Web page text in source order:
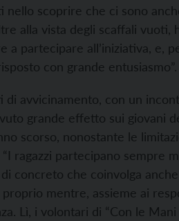
nello scoprire che ci sono
alla vista degli scaffali vuoti,
partecipare all’iniziativa, e,
con grande entusiasmo”.
di avvicinamento, con un
grande effetto sui giovani
scorso, nonostante le
ragazzi partecipano sempre
concreto che coinvolga anche
proprio mentre, assieme ai
Lì, i volontari di “Con le Mani